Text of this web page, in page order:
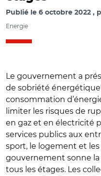
Publié le 6 octobre 2022
Energie
Le gouvernement a
de sobriété
consommation
limiter les risques de
en gaz et en électricité
services publics aux
sport, le logement et les
gouvernement sonne
tous les étages. Les